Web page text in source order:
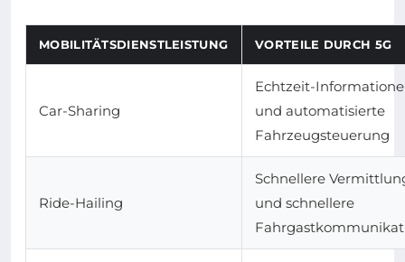
MOBILITÄTSDIENSTLEISTUNG VORTEILE DURCH 5G
Car-Sharing
Echtzeit-
und automatisierte
Fahrzeugsteuerung
Ride-Hailing
Schnellere
und schnellere